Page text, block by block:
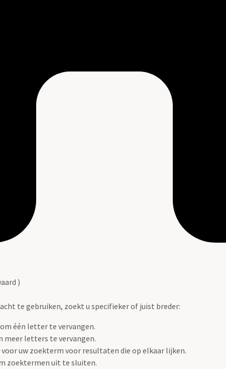
)
te gebruiken, zoekt u specifieker of juist breder:
om één letter te vervangen.
meer letters te vervangen.
voor uw zoekterm voor resultaten die op elkaar lijken.
zoektermen uit te sluiten.